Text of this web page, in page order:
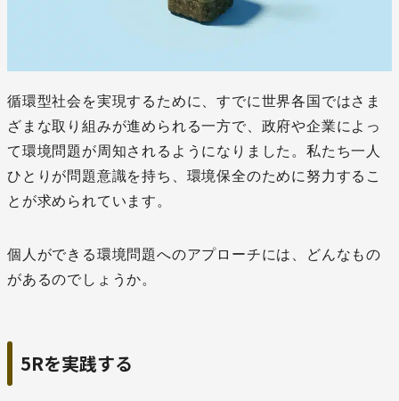
循環型社会を実現するために、すでに世界各国ではさま
ざまな取り組みが進められる一方で、政府や企業によっ
て環境問題が周知されるようになりました。私たち一人
ひとりが問題意識を持ち、環境保全のために努力するこ
とが求められています。
個人ができる環境問題へのアプローチには、どんなもの
があるのでしょうか。
5Rを実践する